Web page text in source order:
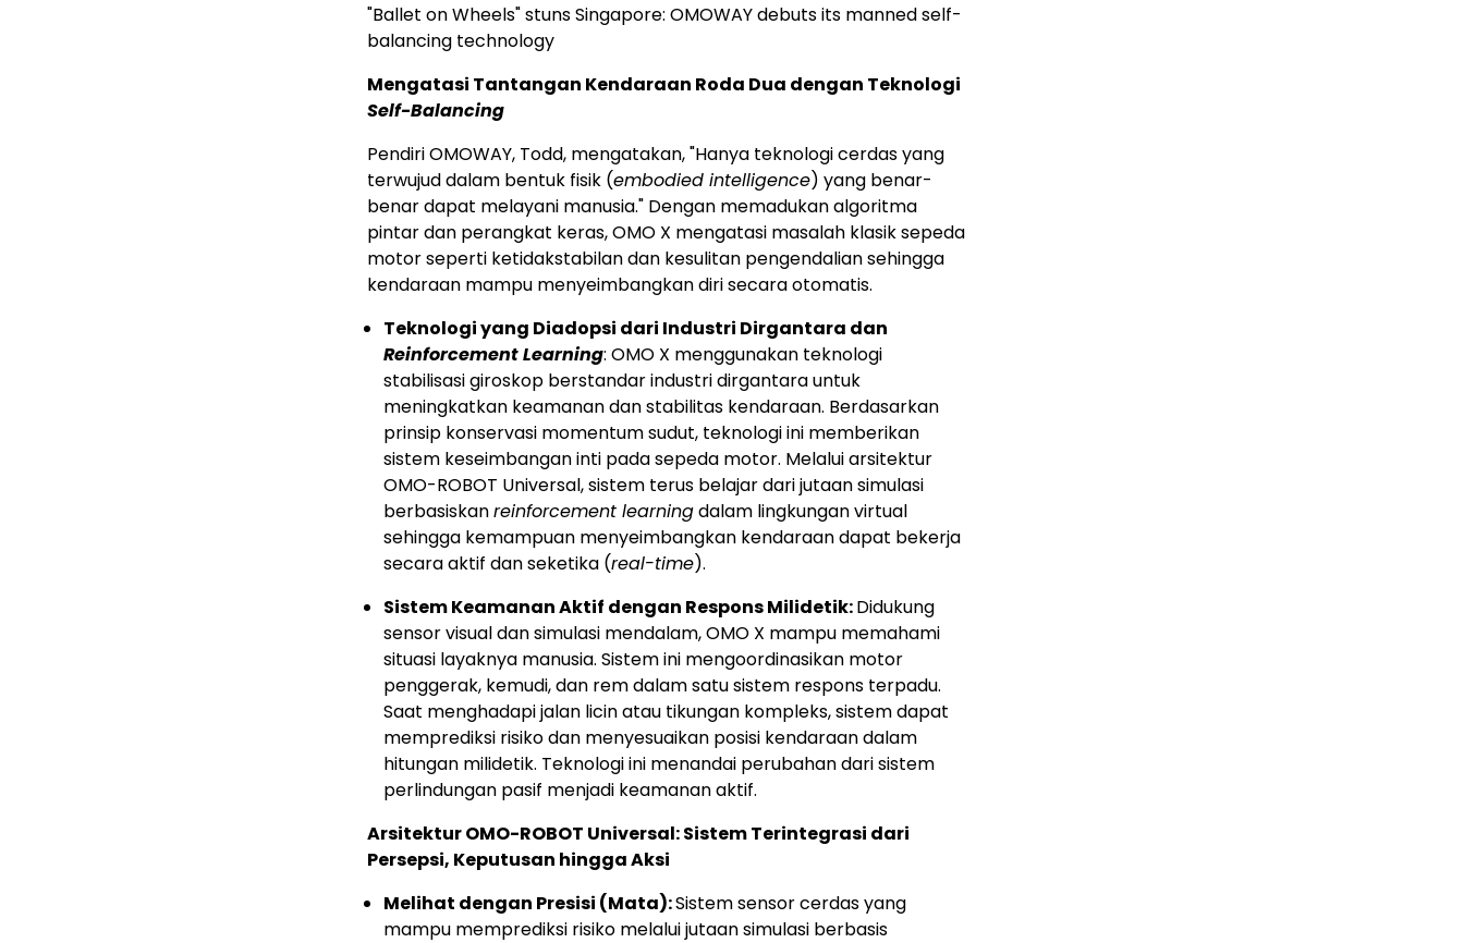
"Ballet on Wheels" stuns Singapore: OMOWAY debuts its manned self-
balancing technology
Mengatasi Tantangan Kendaraan Roda Dua dengan Teknologi
Self-Balancing
Pendiri OMOWAY, Todd, mengatakan, "Hanya teknologi cerdas yang
terwujud dalam bentuk fisik (embodied intelligence) yang benar-
benar dapat melayani manusia." Dengan memadukan algoritma
pintar dan perangkat keras, OMO X mengatasi masalah klasik sepeda
motor seperti ketidakstabilan dan kesulitan pengendalian sehingga
kendaraan mampu menyeimbangkan diri secara otomatis.
Teknologi yang Diadopsi dari Industri Dirgantara dan
Reinforcement Learning: OMO X menggunakan teknologi
stabilisasi giroskop berstandar industri dirgantara untuk
meningkatkan keamanan dan stabilitas kendaraan. Berdasarkan
prinsip konservasi momentum sudut, teknologi ini memberikan
sistem keseimbangan inti pada sepeda motor. Melalui arsitektur
OMO-ROBOT Universal, sistem terus belajar dari jutaan simulasi
berbasiskanreinforcement learningdalam lingkungan virtual
sehingga kemampuan menyeimbangkan kendaraan dapat bekerja
secara aktif dan seketika (real-time).
Sistem Keamanan Aktif dengan Respons Milidetik:Didukung
sensor visual dan simulasi mendalam, OMO X mampu memahami
situasi layaknya manusia. Sistem ini mengoordinasikan motor
penggerak, kemudi, dan rem dalam satu sistem respons terpadu.
Saat menghadapi jalan licin atau tikungan kompleks, sistem dapat
memprediksi risiko dan menyesuaikan posisi kendaraan dalam
hitungan milidetik. Teknologi ini menandai perubahan dari sistem
perlindungan pasif menjadi keamanan aktif.
Arsitektur OMO-ROBOT Universal: Sistem Terintegrasi dari
Persepsi, Keputusan hingga Aksi
Melihat dengan Presisi (Mata):Sistem sensor cerdas yang
mampu memprediksi risiko melalui jutaan simulasi berbasis